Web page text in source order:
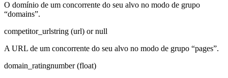
O domínio de um concorrente do seu alvo no modo de grupo
“domains”.
competitor_urlstring (url) or null
A URL de um concorrente do seu alvo no modo de grupo “pages”.
domain_ratingnumber (float)